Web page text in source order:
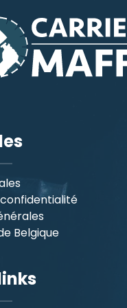
Belgique